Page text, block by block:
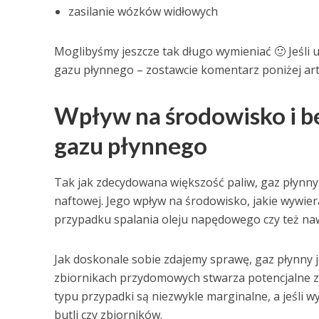
zasilanie wózków widłowych
Moglibyśmy jeszcze tak długo wymieniać 🙂
gazu płynnego – zostawcie komentarz poniżej
Wpływ na środowisko i
gazu płynnego
Tak jak zdecydowana większość paliw, gaz
naftowej. Jego wpływ na środowisko, jakie
przypadku spalania oleju napędowego czy też
Jak doskonale sobie zdajemy sprawę, gaz
zbiornikach przydomowych stwarza potencjalne
typu przypadki są niezwykle marginalne, a jeśli
butli czy zbiorników.